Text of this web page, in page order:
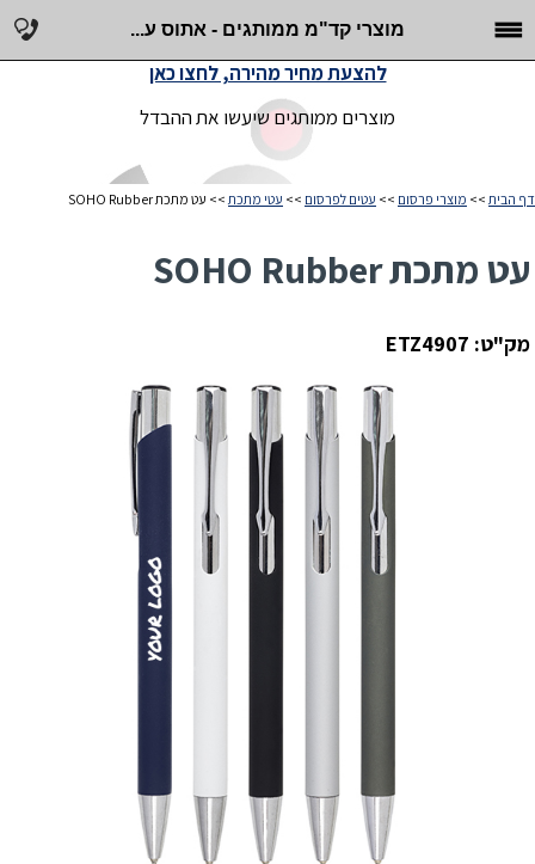
מוצרי קד"מ ממותגים - אתוס ע...
מוצרים ממותגים שיעשו את ההבדל
להצעת מחיר מהירה, לחצו כאן
דף הבית >> מוצרי פרסום >> עטים לפרסום >> עטי מתכת >> עט מתכת SOHO Rubber
עט מתכת SOHO Rubber
מק"ט: ETZ4907